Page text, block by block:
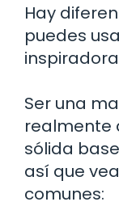
Hay
puedes
Ser una
realmente
sólida
así que
comunes: